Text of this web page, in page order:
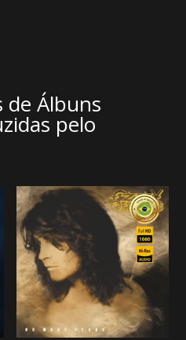
de Álbuns
pelo